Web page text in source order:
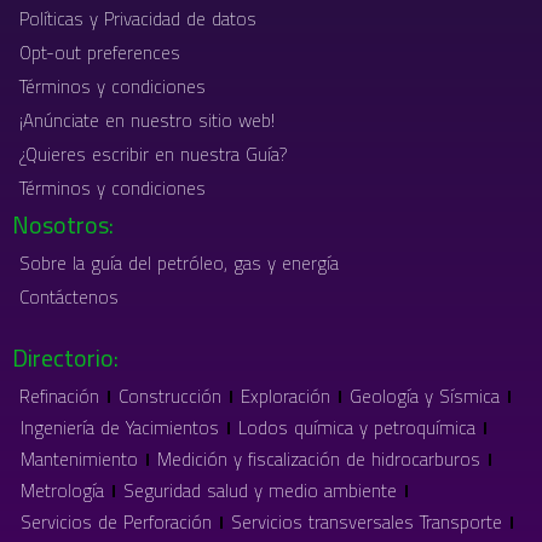
Políticas y Privacidad de datos
Opt-out preferences
Términos y condiciones
¡Anúnciate en nuestro sitio web!
¿Quieres escribir en nuestra Guía?
Términos y condiciones
Nosotros:
Sobre la guía del petróleo, gas y energía
Contáctenos
Directorio:
Refinación Construcción Exploración
Geología y Sísmica
Ingeniería de Yacimientos
Lodos química y petroquímica
Mantenimiento
Medición y fiscalización de hidrocarburos
Metrología
Seguridad salud y medio ambiente
Servicios de Perforación
Servicios transversales Transporte